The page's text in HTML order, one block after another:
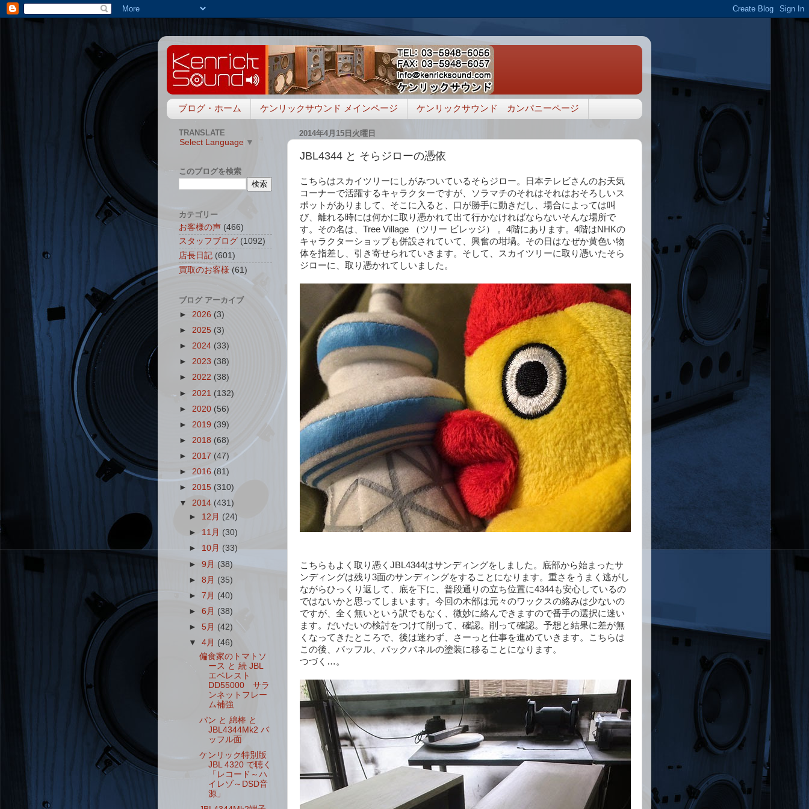
ブログ・ホーム ケンリックサウンド メインページ ケンリックサウンド カンパニーページ
2014年4月15日火曜日
JBL4344 と そらジローの憑依
こちらはスカイツリーにしがみついているそらジロー。日本テレビさんのお天気
コーナーで活躍するキャラクターですが、ソラマチのそれはそれはおそろしいス
ポットがありまして、そこに入ると、口が勝手に動きだし、場合によっては叫
び、離れる時には何かに取り憑かれて出て行かなければならないそんな場所で
す。その名は、Tree Village （ツリー ビレッジ） 。4階にあります。4階はNHKの
キャラクターショップも併設されていて、興奮の坩堝。その日はなぜか黄色い物
体を指差し、引き寄せられていきます。そして、スカイツリーに取り憑いたそら
ジローに、取り憑かれてしいました。
こちらもよく取り憑くJBL4344はサンディングをしました。底部から始まったサ
ンディングは残り3面のサンディングをすることになります。重さをうまく逃がし
ながらひっくり返して、底を下に、普段通りの立ち位置に4344も安心しているの
ではないかと思ってしまいます。今回の木部は元々のワックスの絡みは少ないの
ですが、全く無いという訳でもなく、微妙に絡んできますので番手の選択に迷い
ます。だいたいの検討をつけて削って、確認。削って確認。予想と結果に差が無
くなってきたところで、後は迷わず、さーっと仕事を進めていきます。こちらは
この後、バッフル、バックパネルの塗装に移ることになります。
つづく…。
TRANSLATE
Select Language ▼
このブログを検索
カテゴリー
お客様の声 (466)
スタッフブログ (1092)
店長日記 (601)
買取のお客様 (61)
ブログ アーカイブ
► 2026 (3)
► 2025 (3)
► 2024 (33)
► 2023 (38)
► 2022 (38)
► 2021 (132)
► 2020 (56)
► 2019 (39)
► 2018 (68)
► 2017 (47)
► 2016 (81)
► 2015 (310)
▼ 2014 (431)
► 12月 (24)
► 11月 (30)
► 10月(33)
►9月(38)
►8月 (35)
►7月 (40)
►6月 (38)
►5月 (42)
▼4月 (46)
偏食家のトマトソ
ース と 続 JBL
エベレスト
DD55000 サラ
ンネットフレー
ム補強
パン と 綿棒 と
JBL4344Mk2 バ
ッフル面
ケンリック特別版
JBL 4320 で聴く
「レコード～ハ
イレゾ～DSD音
源」